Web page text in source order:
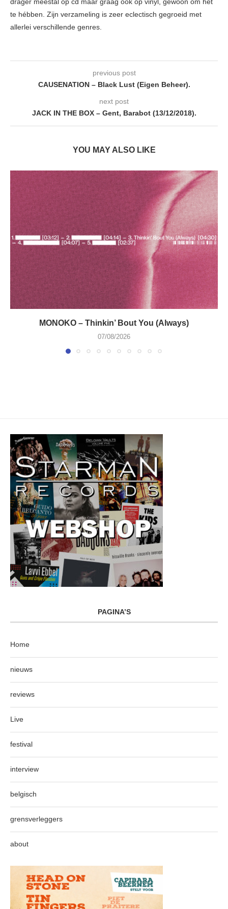
drager meestal op cd maar graag ook op vinyl, gewoon om het
te hébben. Zijn verzameling is zeer eclectisch gegroeid met
allerlei verschillende genres.
previous post
CAUSENATION – Black Lust (Eigen Beheer).
next post
JACK IN THE BOX – Gent, Barabot (13/12/2018).
YOU MAY ALSO LIKE
MONOKO – Thinkin’ Bout You (Always)
07/08/2026
PAGINA’S
Home
nieuws
reviews
Live
festival
interview
belgisch
grensverleggers
about